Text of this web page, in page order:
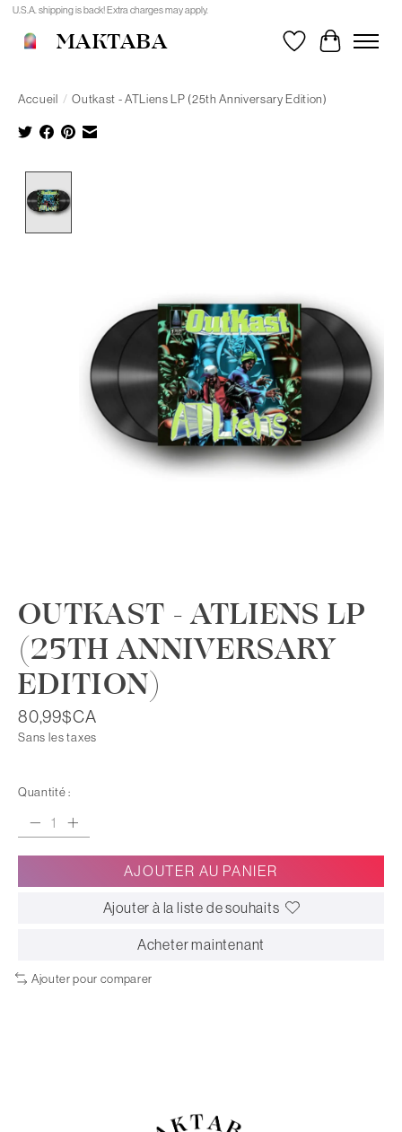
U.S.A. shipping is back! Extra charges may apply.
MAKTABA Liste de souhaits
Panier
Accueil / Outkast - ATLiens LP (25th Anniversary Edition)
OUTKAST - ATLIENS LP
(25TH ANNIVERSARY
EDITION)
80,99$CA
Sans les taxes
Quantité :
AJOUTER AU PANIER
Ajouter à la liste de souhaits
Acheter maintenant
Ajouter pour comparer